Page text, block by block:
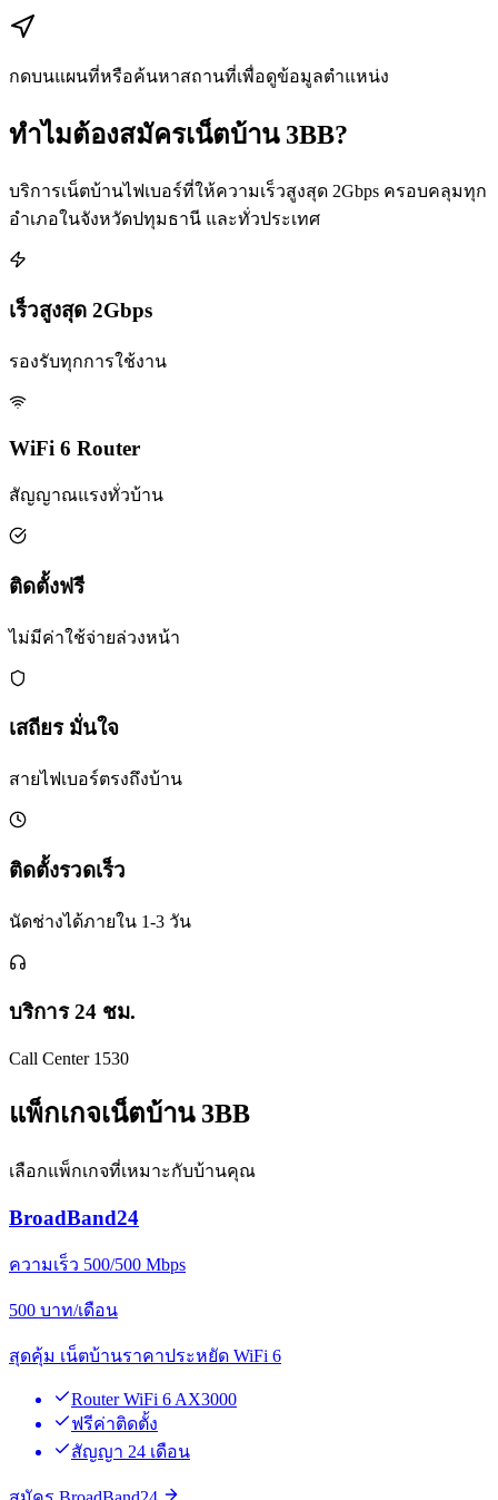
+
กดบนแผนที่หรือค้นหาสถานที่เพื่อดูข้อมูลตำแหน่ง
ทำไมต้องสมัครเน็ตบ้าน 3BB?
บริการเน็ตบ้านไฟเบอร์ที่ให้ความเร็วสูงสุด 2Gbps ครอบคลุมทุก
อำเภอในจังหวัดปทุมธานี และทั่วประเทศ
เร็วสูงสุด 2Gbps
รองรับทุกการใช้งาน
WiFi 6 Router
สัญญาณแรงทั่วบ้าน
ติดตั้งฟรี
ไม่มีค่าใช้จ่ายล่วงหน้า
เสถียร มั่นใจ
สายไฟเบอร์ตรงถึงบ้าน
ติดตั้งรวดเร็ว
นัดช่างได้ภายใน 1-3 วัน
บริการ 24 ชม.
Call Center 1530
แพ็กเกจเน็ตบ้าน 3BB
เลือกแพ็กเกจที่เหมาะกับบ้านคุณ
BroadBand24
ความเร็ว 500/500 Mbps
500 บาท/เดือน
สุดคุ้ม เน็ตบ้านราคาประหยัด WiFi 6
Router WiFi 6 AX3000
ฟรีค่าติดตั้ง
สัญญา 24 เดือน